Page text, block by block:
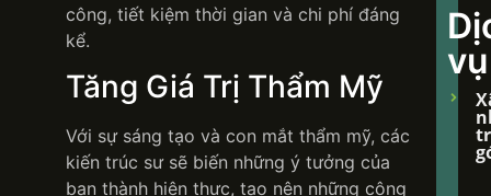
công, tiết kiệm thời gian và chi phí đáng
kể.
Tăng Giá Trị Thẩm Mỹ
Với sự sáng tạo và con mắt thẩm mỹ, các
kiến trúc sư sẽ biến những ý tưởng của
bạn thành hiện thực, tạo nên những công
vụ